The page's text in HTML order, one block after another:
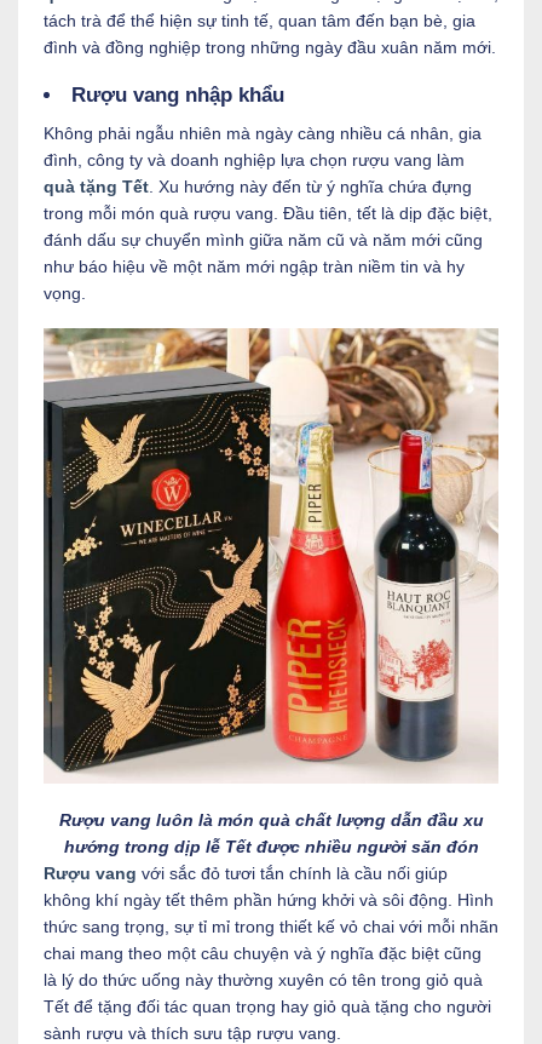
tách trà để thể hiện sự tinh tế, quan tâm đến bạn bè, gia
đình và đồng nghiệp trong những ngày đầu xuân năm mới.
Rượu vang nhập khẩu
Không phải ngẫu nhiên mà ngày càng nhiều cá nhân, gia
đình, công ty và doanh nghiệp lựa chọn rượu vang làm
quà tặng Tết. Xu hướng này đến từ ý nghĩa chứa đựng
trong mỗi món quà rượu vang. Đầu tiên, tết là dịp đặc biệt,
đánh dấu sự chuyển mình giữa năm cũ và năm mới cũng
như báo hiệu về một năm mới ngập tràn niềm tin và hy
vọng.
Rượu vang luôn là món quà chất lượng dẫn đầu xu
hướng trong dịp lễ Tết được nhiều người săn đón
Rượu vang với sắc đỏ tươi tắn chính là cầu nối giúp
không khí ngày tết thêm phần hứng khởi và sôi động. Hình
thức sang trọng, sự tỉ mỉ trong thiết kế vỏ chai với mỗi nhãn
chai mang theo một câu chuyện và ý nghĩa đặc biệt cũng
là lý do thức uống này thường xuyên có tên trong giỏ quà
Tết để tặng đối tác quan trọng hay giỏ quà tặng cho người
sành rượu và thích sưu tập rượu vang.